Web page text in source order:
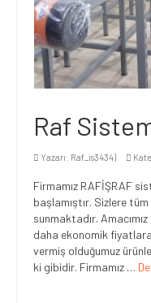
Raf
Yazarı: Raf_is3434|
Firmamız RAFİŞRAF
başlamıştır. Sizlere
sunmaktadır.
daha ekonomik
vermiş olduğumuz
ki gibidir. Firmamız …